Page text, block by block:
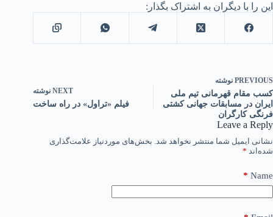
این را با دیگران به اشتراک بگذار:
PREVIOUS نوشته
کسب مقام قهرمانی تیم ملی
ایران در مسابقات جهانی کشتی
فرنگی کارگران
NEXT نوشته
فیلم «تراول» در راه ساخت
Leave a Reply
نشانی ایمیل شما منتشر نخواهد شد. بخش‌های موردنیاز علامت‌گذاری
شده‌اند *
Name
*